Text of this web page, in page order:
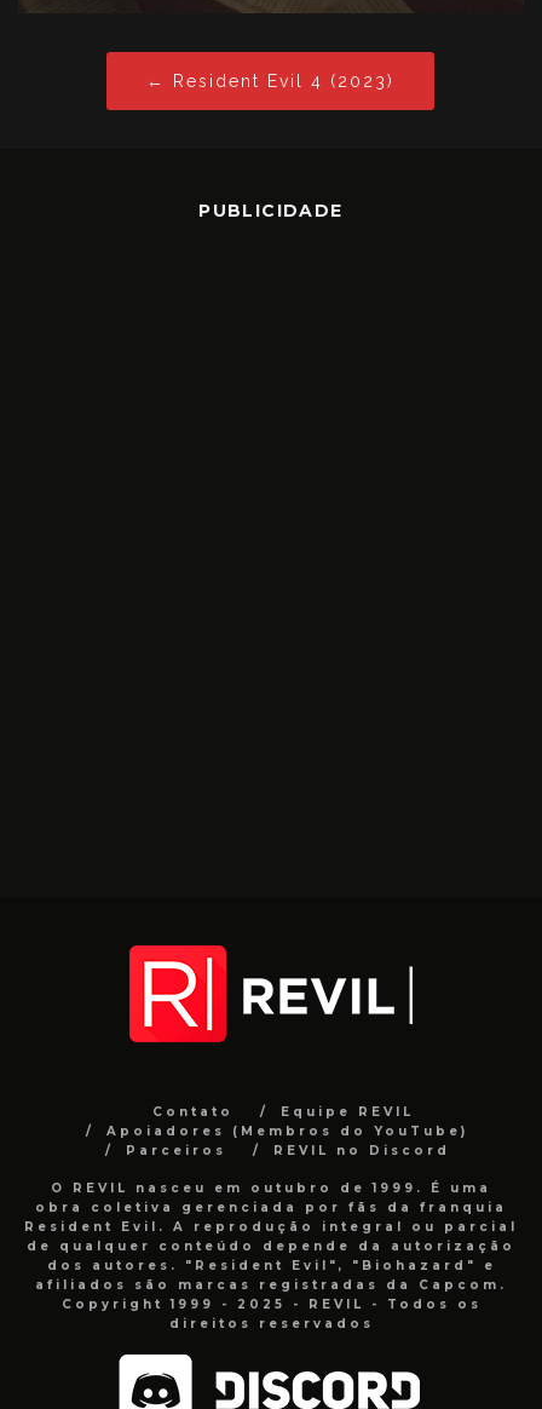
← Resident Evil 4 (2023)
PUBLICIDADE
Contato
Equipe REVIL
Apoiadores (Membros do YouTube)
Parceiros
REVIL no Discord
O REVIL nasceu em outubro de 1999. É uma
obra coletiva gerenciada por fãs da franquia
Resident Evil. A reprodução integral ou parcial
de qualquer conteúdo depende da autorização
dos autores. "Resident Evil", "Biohazard" e
afiliados são marcas registradas da Capcom.
Copyright 1999 - 2025 - REVIL - Todos os
direitos reservados